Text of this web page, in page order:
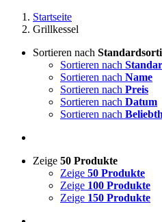
Startseite
Grillkessel
Sortieren nach
Sortieren nach
Sortieren nach Name
Sortieren nach Preis
Sortieren nach Datum
Sortieren nach
Zeige 50 Produkte
Zeige 50 Produkte
Zeige 100 Produkte
Zeige 150 Produkte